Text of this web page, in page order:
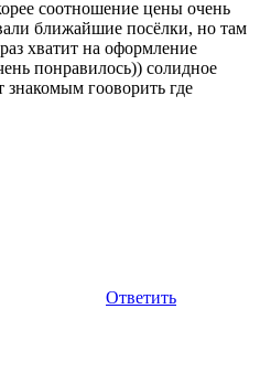
соотношение цены очень
ближайшие посёлки, но там
хватит на оформление
понравилось)) солидное
знакомым гооворить где
Ответить